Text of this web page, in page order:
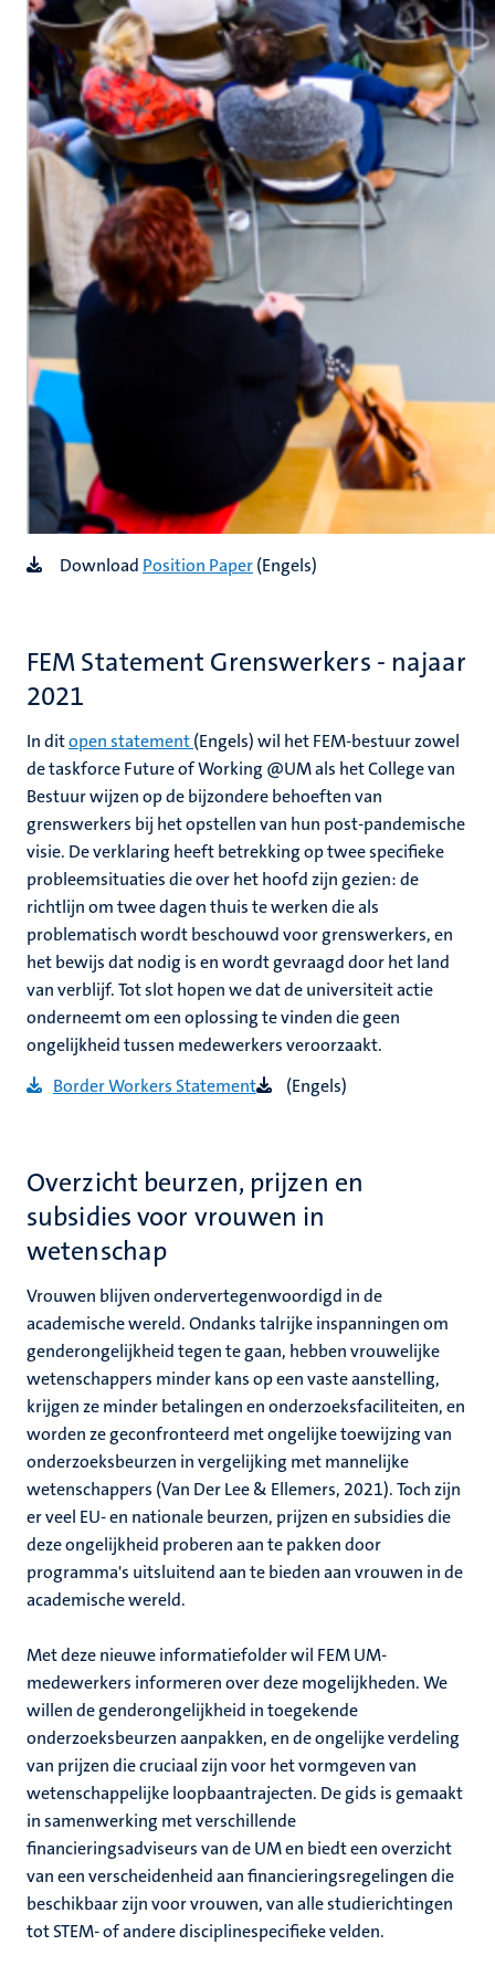
Download Position Paper(Engels)
FEM Statement Grenswerkers - najaar
2021
In ditopen statement(Engels) wil het FEM-bestuur zowel
de taskforce Future of Working @UM als het College van
Bestuur wijzen op de bijzondere behoeften van
grenswerkers bij het opstellen van hun post-pandemische
visie. De verklaring heeft betrekking op twee specifieke
probleemsituaties die over het hoofd zijn gezien: de
richtlijn om twee dagen thuis te werken die als
problematisch wordt beschouwd voor grenswerkers, en
het bewijs dat nodig is en wordt gevraagd door het land
van verblijf. Tot slot hopen we dat de universiteit actie
onderneemt om een ​​oplossing te vinden die geen
ongelijkheid tussen medewerkers veroorzaakt.
Border Workers Statement
(Engels)
Overzicht beurzen, prijzen en
subsidies voor vrouwen in
wetenschap
Vrouwen blijven ondervertegenwoordigd in de
academische wereld. Ondanks talrijke inspanningen om
genderongelijkheid tegen te gaan, hebben vrouwelijke
wetenschappers minder kans op een vaste aanstelling,
krijgen ze minder betalingen en onderzoeksfaciliteiten, en
worden ze geconfronteerd met ongelijke toewijzing van
onderzoeksbeurzen in vergelijking met mannelijke
wetenschappers (Van Der Lee & Ellemers, 2021). Toch zijn
er veel EU- en nationale beurzen, prijzen en subsidies die
deze ongelijkheid proberen aan te pakken door
programma's uitsluitend aan te bieden aan vrouwen in de
academische wereld.
Met deze nieuwe informatiefolder wil FEM UM-
medewerkers informeren over deze mogelijkheden. We
willen de genderongelijkheid in toegekende
onderzoeksbeurzen aanpakken, en de ongelijke verdeling
van prijzen die cruciaal zijn voor het vormgeven van
wetenschappelijke loopbaantrajecten. De gids is gemaakt
in samenwerking met verschillende
financieringsadviseurs van de UM en biedt een overzicht
van een verscheidenheid aan financieringsregelingen die
beschikbaar zijn voor vrouwen, van alle studierichtingen
tot STEM- of andere disciplinespecifieke velden.